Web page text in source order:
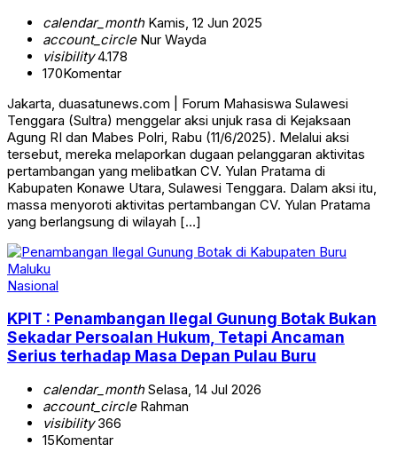
calendar_monthKamis, 12 Jun 2025
account_circleNur Wayda
visibility4.178
170Komentar
Jakarta, duasatunews.com | Forum Mahasiswa Sulawesi
Tenggara (Sultra) menggelar aksi unjuk rasa di Kejaksaan
Agung RI dan Mabes Polri, Rabu (11/6/2025). Melalui aksi
tersebut, mereka melaporkan dugaan pelanggaran aktivitas
pertambangan yang melibatkan CV. Yulan Pratama di
Kabupaten Konawe Utara, Sulawesi Tenggara. Dalam aksi itu,
massa menyoroti aktivitas pertambangan CV. Yulan Pratama
yang berlangsung di wilayah […]
Nasional
KPIT : Penambangan Ilegal Gunung Botak Bukan
Sekadar Persoalan Hukum, Tetapi Ancaman
Serius terhadap Masa Depan Pulau Buru
calendar_monthSelasa, 14 Jul 2026
account_circleRahman
visibility366
15Komentar